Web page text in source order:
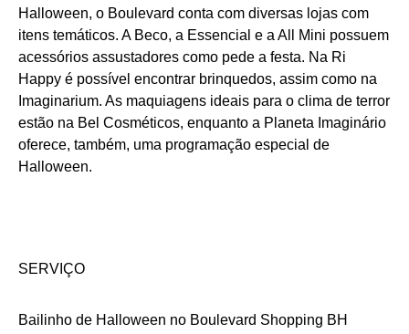
Halloween, o Boulevard conta com diversas lojas com
itens temáticos. A Beco, a Essencial e a All Mini possuem
acessórios assustadores como pede a festa. Na Ri
Happy é possível encontrar brinquedos, assim como na
Imaginarium. As maquiagens ideais para o clima de terror
estão na Bel Cosméticos, enquanto a Planeta Imaginário
oferece, também, uma programação especial de
Halloween.
SERVIÇO
Bailinho de Halloween no Boulevard Shopping BH